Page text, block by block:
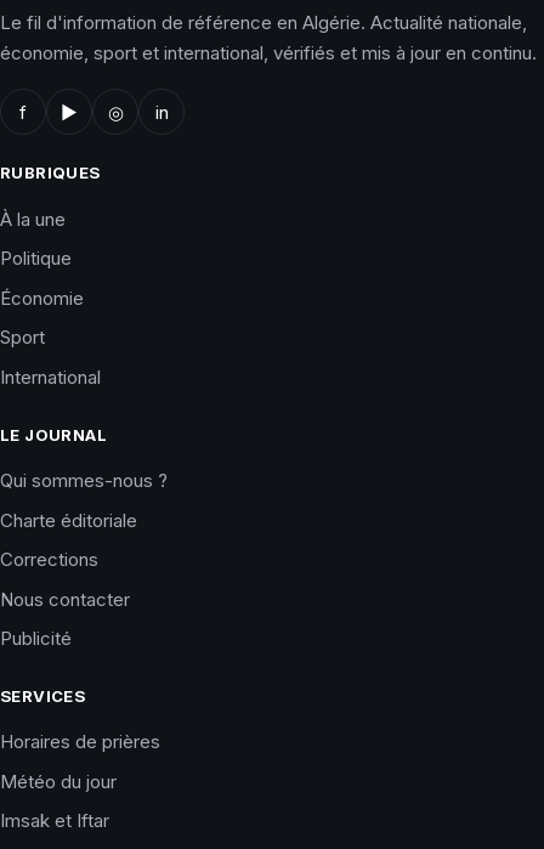
Le fil d'information de référence en Algérie. Actualité nationale,
économie, sport et international, vérifiés et mis à jour en continu.
f ▶ ◎ in
RUBRIQUES
À la une
Politique
Économie
Sport
International
LE JOURNAL
Qui sommes-nous ?
Charte éditoriale
Corrections
Nous contacter
Publicité
SERVICES
Horaires de prières
Météo du jour
Imsak et Iftar